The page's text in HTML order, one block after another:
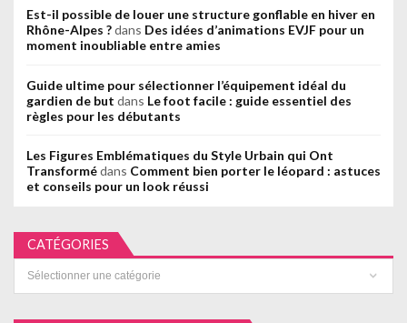
Est-il possible de louer une structure gonflable en hiver en
Rhône-Alpes ?dans Des idées d’animations EVJF pour un
moment inoubliable entre amies
Guide ultime pour sélectionner l’équipement idéal du
gardien de but dans Le foot facile : guide essentiel des
règles pour les débutants
Les Figures Emblématiques du Style Urbain qui Ont
Transformédans Comment bien porter le léopard : astuces
et conseils pour un look réussi
CATÉGORIES